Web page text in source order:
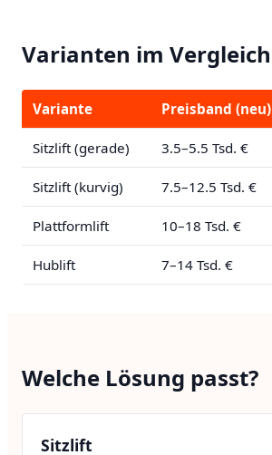
Varianten im Vergleich
Variante Preisband (neu)
Sitzlift (gerade) 3.5–5.5 Tsd. €
Sitzlift (kurvig) 7.5–12.5 Tsd. €
Plattformlift 10–18 Tsd. €
Hublift 7–14 Tsd. €
Welche Lösung passt?
Sitzlift